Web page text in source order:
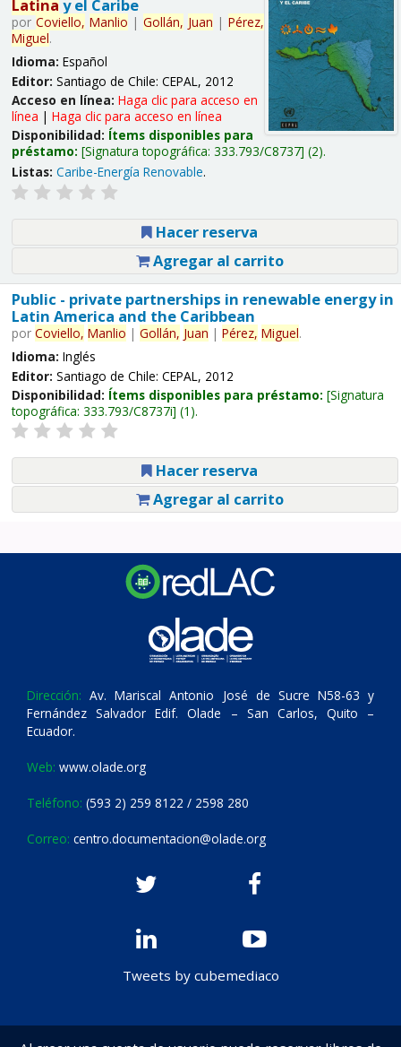
Latina y el Caribe
por Coviello, Manlio | Gollán, Juan | Pérez,
Miguel.
Idioma: Español
Editor: Santiago de Chile: CEPAL, 2012
Acceso en línea: Haga clic para acceso en
línea | Haga clic para acceso en línea
Disponibilidad: Ítems disponibles para
préstamo: Signatura topográfica: 333.793/C8737 (2).
Listas: Caribe-Energía Renovable.
Hacer reserva
Agregar al carrito
Public - private partnerships in renewable energy in
Latin America and the Caribbean
por Coviello, Manlio | Gollán, Juan | Pérez, Miguel.
Idioma: Inglés
Editor: Santiago de Chile: CEPAL, 2012
Disponibilidad: Ítems disponibles para préstamo: Signatura
topográfica: 333.793/C8737i (1).
Hacer reserva
Agregar al carrito
Dirección: Av. Mariscal Antonio José de Sucre N58-63 y
Fernández Salvador Edif. Olade – San Carlos, Quito –
Ecuador.
Web: www.olade.org
Teléfono: (593 2) 259 8122 / 2598 280
Correo: centro.documentacion@olade.org
Tweets by cubemediaco